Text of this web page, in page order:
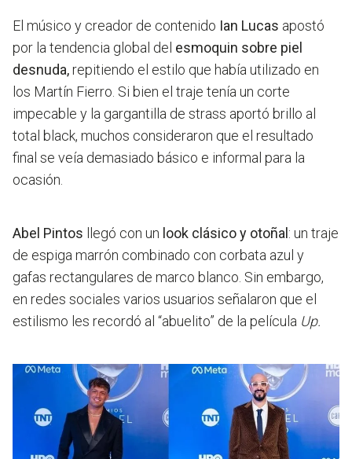
El músico y creador de contenido Ian Lucas apostó
por la tendencia global del esmoquin sobre piel
desnuda,repitiendo el estilo que había utilizado en
los Martín Fierro. Si bien el traje tenía un corte
impecable y la gargantilla de strass aportó brillo al
total black, muchos consideraron que el resultado
final se veía demasiado básico e informal para la
ocasión.
Abel Pintos llegó con un look clásico y otoñal : un traje
de espiga marrón combinado con corbata azul y
gafas rectangulares de marco blanco. Sin embargo,
en redes sociales varios usuarios señalaron que el
estilismo les recordó al “abuelito” de la película Up.